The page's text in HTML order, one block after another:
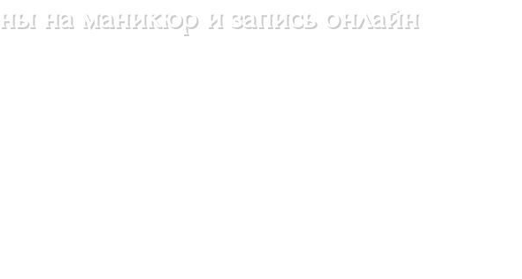
на маникюр и запись онлайн